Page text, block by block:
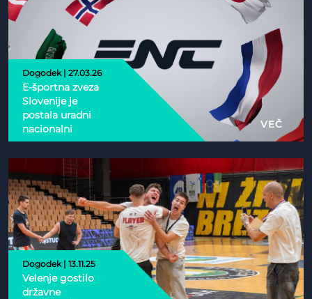
Dogodek | 27.03.26
E-športna zveza
Slovenije je
postala uradni
nacionalni
partner Esports
Nations Cup 2026
VEČ
Dogodek | 13.11.25
Velenje gostilo
državne